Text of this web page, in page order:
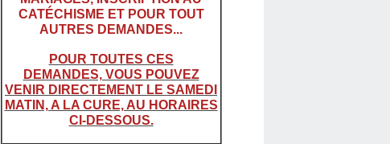
CATÉCHISME ET POUR TOUT
AUTRES DEMANDES...
POUR TOUTES CES
DEMANDES, VOUS POUVEZ
VENIR DIRECTEMENT LE SAMEDI
MATIN, A LA CURE, AU HORAIRES
CI-DESSOUS.